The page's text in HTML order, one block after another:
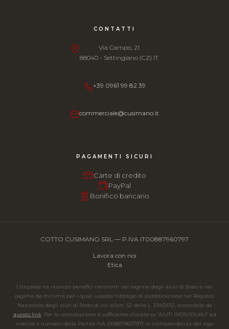
CONTATTI
Via Campo, 21
88040 - Settingiano (CZ) IT
+39 0961 99 82 39
commerciale@cusimano.it
PAGAMENTI SICURI
Carte di credito
PayPal
Bonifico bancario
COTTO CUSIMANO SRL — P.IVA IT00887960797
Lavora con noi
Etica
L'impresa ha ricevuto benefici rientranti nel regime degli aiuti di Stato e nel
regime de minimis per i quali sussiste l'obbligo di pubblicazione nel Registro
Nazionale degli aiuti di Stato di cui all'art. 52 della L. 234/2012, accessibile da
questo link. Per la consultazione è sufficiente cliccare su "AIUTI INDIVIDUALI" ed
inserire il numero della Partita IVA (00887960797) in corrispondenza del rigo